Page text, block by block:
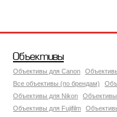
Объективы
Объективы для Canon
Все объективы (по брендам)
Объективы для Nikon
Объективы для Fujifilm